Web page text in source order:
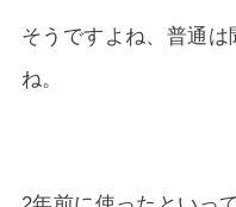
そうですよね、普通
ね。